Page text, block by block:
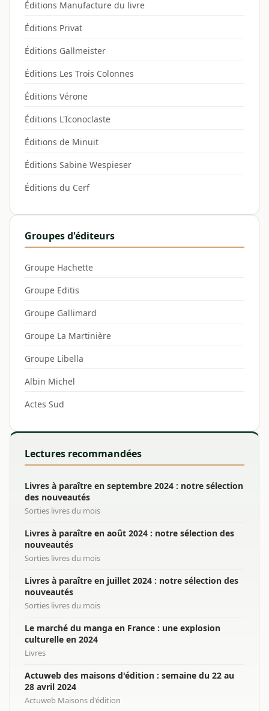
Éditions Manufacture du livre
Éditions Privat
Éditions Gallmeister
Éditions Les Trois Colonnes
Éditions Vérone
Éditions L'Iconoclaste
Éditions de Minuit
Éditions Sabine Wespieser
Éditions du Cerf
Groupes d'éditeurs
Groupe Hachette
Groupe Editis
Groupe Gallimard
Groupe La Martinière
Groupe Libella
Albin Michel
Actes Sud
Lectures recommandées
Livres à paraître en septembre 2024 : notre sélection
des nouveautés
Sorties livres du mois
Livres à paraître en août 2024 : notre sélection des
nouveautés
Sorties livres du mois
Livres à paraître en juillet 2024 : notre sélection des
nouveautés
Sorties livres du mois
Le marché du manga en France : une explosion
culturelle en 2024
Livres
Actuweb des maisons d'édition : semaine du 22 au
28 avril 2024
Actuweb Maisons d'édition